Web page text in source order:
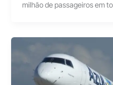
milhão de passageiros em